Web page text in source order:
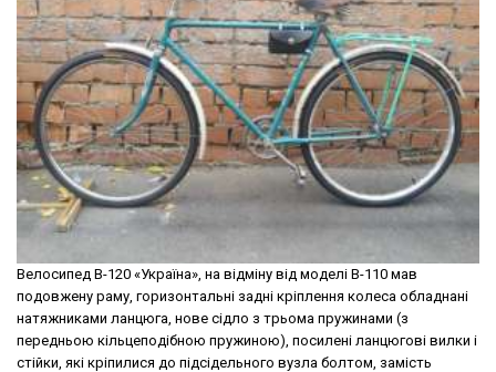
Велосипед В-120 «Україна», на відміну від моделі В-110 мав
подовжену раму, горизонтальні задні крiплення колеса обладнані
натяжниками ланцюга, нове сідло з трьома пружинами (з
передньою кільцеподібною пружиною), посилені ланцюгові вилки і
стійки, які кріпилися до підсідельного вузла болтом, замість